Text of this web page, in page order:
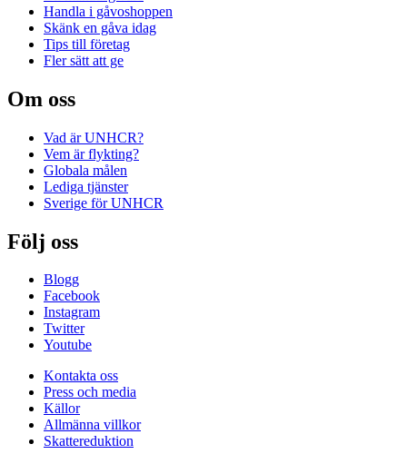
Handla i gåvoshoppen
Skänk en gåva idag
Tips till företag
Fler sätt att ge
Om oss
Vad är UNHCR?
Vem är flykting?
Globala målen
Lediga tjänster
Sverige för UNHCR
Följ oss
Blogg
Facebook
Instagram
Twitter
Youtube
Kontakta oss
Press och media
Källor
Allmänna villkor
Skattereduktion